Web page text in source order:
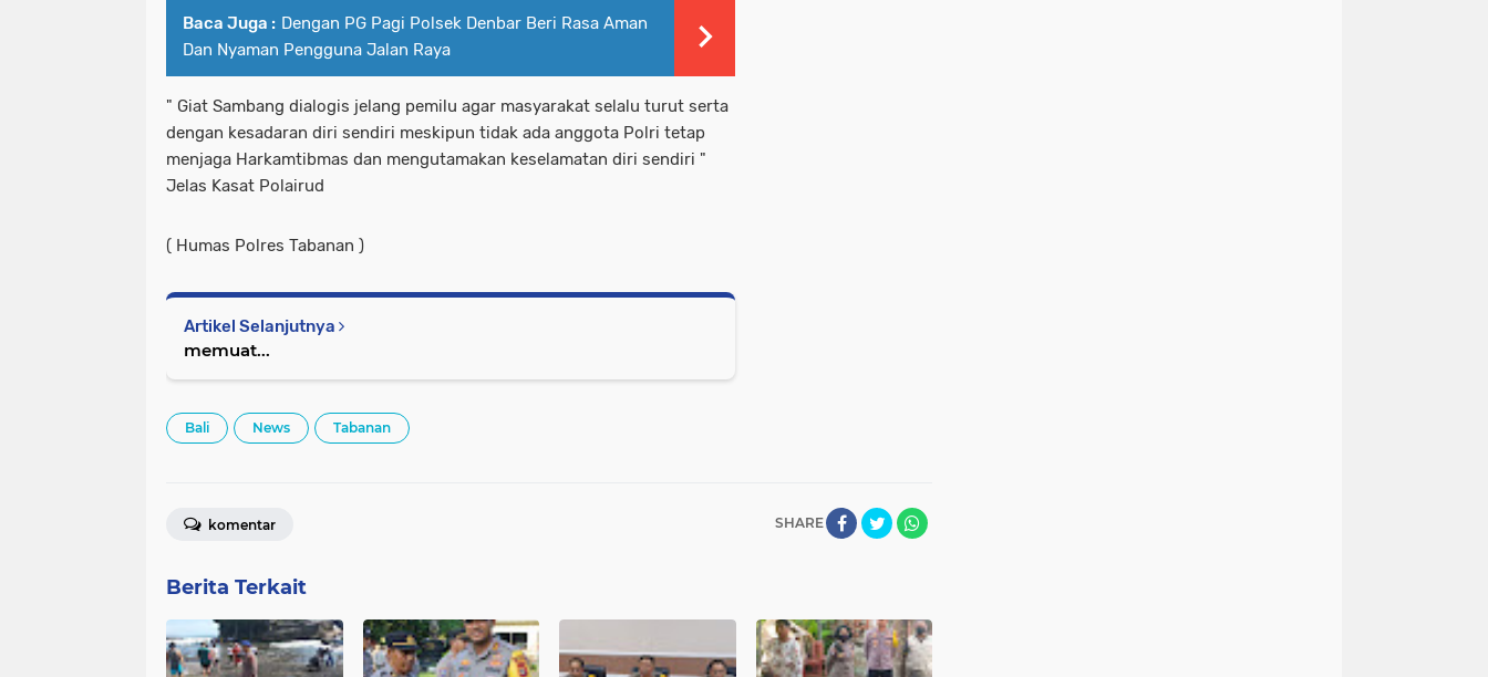
Baca Juga : Dengan PG Pagi Polsek Denbar Beri Rasa Aman
Dan Nyaman Pengguna Jalan Raya
" Giat Sambang dialogis jelang pemilu agar masyarakat selalu turut serta
dengan kesadaran diri sendiri meskipun tidak ada anggota Polri tetap
menjaga Harkamtibmas dan mengutamakan keselamatan diri sendiri "
Jelas Kasat Polairud
( Humas Polres Tabanan )
Artikel Selanjutnya
memuat...
Bali News Tabanan
SHARE
komentar
Berita Terkait